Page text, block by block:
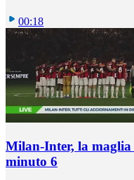
00:18
Milan-Inter, la maglia
minuto 6